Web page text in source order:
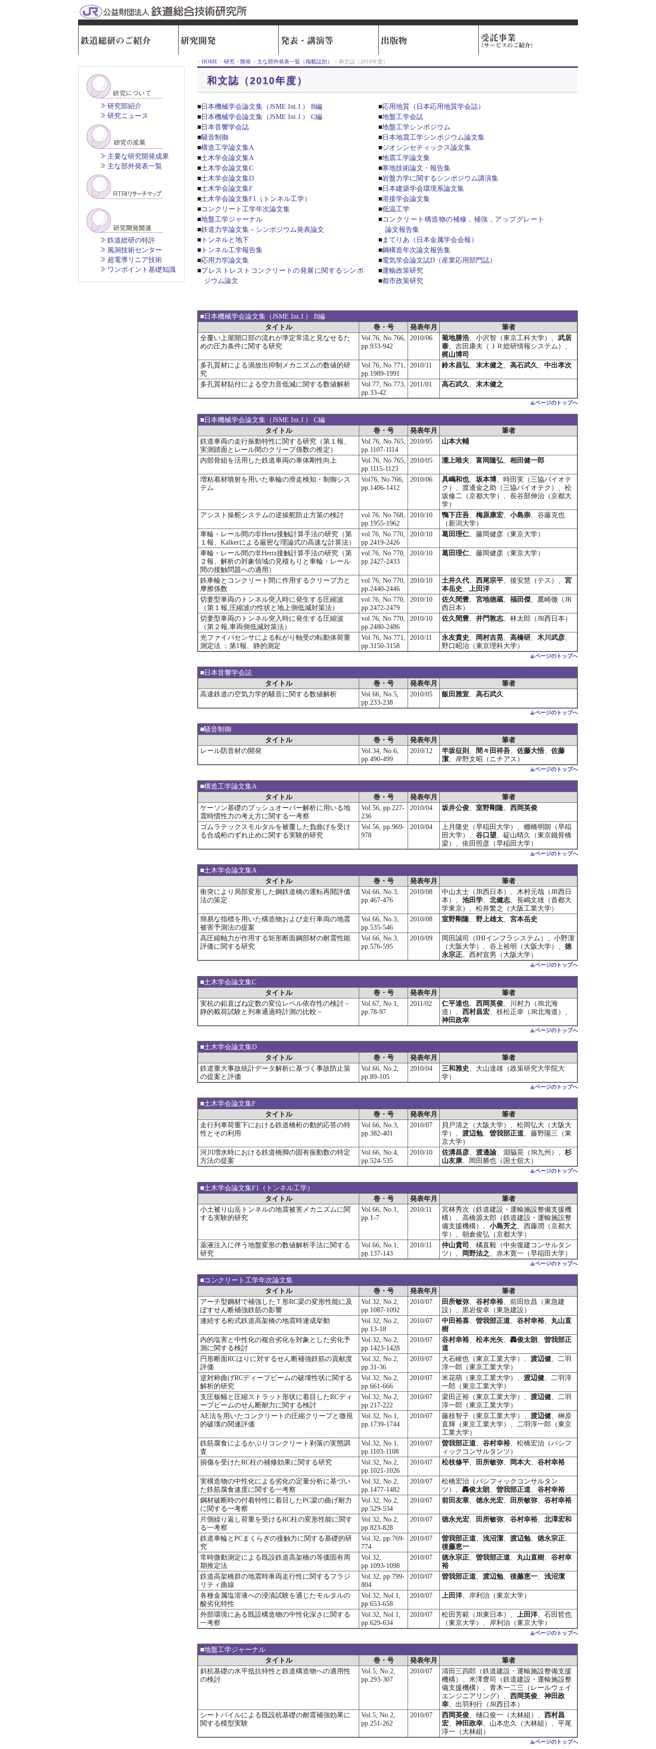
> HOME > 研究・開発 > 主な部外発表一覧（掲載誌別） > 和文誌（2010年度）
和文誌（2010年度）
■日本機械学会論文集（JSME Int.J.） B編
■日本機械学会論文集（JSME Int.J.） C編
■日本音響学会誌
■騒音制御
■構造工学論文集A
■土木学会論文集A
■土木学会論文集C
■土木学会論文集D
■土木学会論文集F
■土木学会論文集F1（トンネル工学）
■コンクリート工学年次論文集
■地盤工学ジャーナル
■鉄道力学論文集－シンポジウム発表論文
■ トンネルと地下
■ トンネル工学報告集
■応用力学論文集
■プレストレストコンクリートの発展に関するシンポ
ジウム論文
■応用地質（日本応用地質学会誌）
■地盤工学会誌
■地盤工学シンポジウム
■日本地震工学シンポジウム論文集
■ジオシンセティックス論文集
■地震工学論文集
■寒地技術論文・報告集
■岩盤力学に関するシンポジウム講演集
■日本建築学会環境系論文集
■溶接学会論文集
■低温工学
■コンクリート構造物の補修，補強，アップグレート
論文報告集
■まてりあ（日本金属学会会報）
■鋼構造年次論文報告集
■電気学会論文誌D（産業応用部門誌）
■運輸政策研究
■都市政策研究
■日本機械学会論文集（JSME Int.J.） B編
タイトル
巻・号 発表年月
筆者
全覆い上屋開口部の流れが準定常流と見なせるた
めの圧力条件に関する研究
Vol.76, No.766,
pp.933-942
2010/06 菊地勝浩、小沢智（東京工科大学）、 武居
泰 、吉田康夫（ＪＲ総研情報システム）、
梶山博司
多孔質材による渦放出抑制メカニズムの数値的研
究
Vol.76, No.771,
pp.1989-1991
2010/11 鈴木昌弘 末木健之 高石武久 中出孝次
多孔質材貼付による空力音低減に関する数値解析
Vol.77, No.773,
pp.33-42
2011/01 高石武久 末木健之
ページのトップへ
■日本機械学会論文集（JSME Int.J.） C編
タイトル
巻・号 発表年月
筆者
鉄道車両の走行振動特性に関する研究（第１報、
実測踏面とレール間のクリープ係数の推定）
Vol.76, No.765,
pp.1107-1114
2010/05 山本大輔
内部骨組を活用した鉄道車両の車体剛性向上
Vol.76, No.765,
pp.1115-1123
2010/05 瀧上唯夫 富岡隆弘 相田健一郎
増粘着材噴射を用いた車輪の滑走検知・制御シス
テム
Vol76, No.766,
pp.1406-1412
2010/06 具嶋和也、坂本博 、時田実（三協バイオテ
ク）、渡邊金之助（三協バイオテク）、松
坂修二（京都大学）、長谷部伸治（京都大
学）
アシスト操舵システムの逆操舵防止方策の検討
vol.76, No.768,
pp.1955-1962
2010/10 鴨下庄吾 梅原康宏 小島崇 、谷藤克也
（新潟大学）
車輪・レール間の非Hertz接触計算手法の研究（第
１報、Kalkerによる厳密な理論式の高速な計算法）
vol.76, No.770,
pp.2419-2426
2010/10 葛田理仁 、藤岡健彦（東京大学）
車輪・レール間の非Hertz接触計算手法の研究（第
２報、解析の対象領域の見積もりと車輪・レール
間の接触問題への適用）
vol.76, No.770,
pp.2427-2433
2010/10 葛田理仁 、藤岡健彦（東京大学）
鉄車輪とコンクリート間に作用するクリープ力と
摩擦係数
vol.76, No.770,
pp.2440-2446
2010/10 土井久代 西尾宗平 、後安慧（テス）、 宮
本岳史
上田洋
切妻型車両のトンネル突入時に発生する圧縮波
（第１報,圧縮波の性状と地上側低減対策法）
vol.76, No.770,
pp.2472-2479
2010/10 佐久間豊 宮地徳蔵 福田傑 、鷹崎徹（JR
西日本）
切妻型車両のトンネル突入時に発生する圧縮波
（第２報,車両側低減対策法）
vol.76, No.770,
pp.2480-2486
2010/10 佐久間豊 井門敦志 、林太郎（JR西日本）
光ファイバセンサによる転がり軸受の転動体荷重
測定法 ：第1報、静的測定
Vol.76, No.771,
pp.3150-3158
2010/11 永友貴史 岡村吉晃 高橋研 木川武彦
野口昭治（東京理科大学）
ページのトップへ
■日本音響学会誌
タイトル
巻・号 発表年月
筆者
高速鉄道の空気力学的騒音に関する数値解析
Vol.66, No.5,
pp.233-238
2010/05 飯田雅宣 高石武久
ページのトップへ
■騒音制御
タイトル
巻・号 発表年月
筆者
レール防音材の開発
Vol.34, No.6,
pp.490-499
2010/12 半坂征則 、 間々田祥吾、 佐藤大悟、 佐藤
潔、岸野文昭（ニチアス）
ページのトップへ
■構造工学論文集A
タイトル
巻・号 発表年月
筆者
ケーソン基礎のプッシュオーバー解析に用いる地
震時慣性力の考え方に関する一考察
Vol.56, pp.227-
236
2010/04 坂井公俊 室野剛隆 西岡英俊
ゴムラテックスモルタルを被覆した負曲げを受け
る合成桁のずれ止めに関する実験的研究
Vol.56, pp.969-
978
2010/04
上月隆史（早稲田大学）、棚橋明朗（早稲
田大学）、 谷口望 、碇山晴久（東京鐵骨橋
梁）、依田照彦（早稲田大学）
ページのトップへ
■土木学会論文集A
タイトル
巻・号 発表年月
筆者
衝突により局部変形した鋼鉄道橋の運転再開評価
法の策定
Vol.66, No.3,
pp.467-476
2010/08
中山太士（JR西日本）、木村元哉（JR西日
本）、 池田学 北健志 、長嶋文雄（首都大
学東京）、松井繁之（大阪工業大学）
簡易な指標を用いた構造物および走行車両の地震
被害予測法の提案
Vol.66, No.3,
pp.535-546
2010/08 室野剛隆 野上雄太 宮本岳史
高圧縮軸力が作用する矩形断面鋼部材の耐震性能
評価に関する研究
Vol.66, No.3,
pp.576-595
2010/09
岡田誠司（IHIインフラシステム）、小野潔
（大阪大学）、谷上裕明（大阪大学）、 徳
永宗正 、西村宣男（大阪大学）
ページのトップへ
■土木学会論文集C
タイトル
巻・号 発表年月
筆者
実杭の鉛直ばね定数の変位レベル依存性の検討－
静的載荷試験と列車通過時計測の比較－
Vol.67, No.1,
pp.78-97
2011/02 仁平達也、 西岡英俊 、川村力（JR北海
道）、 西村昌宏 、枝松正幸（JR北海道）、
神田政幸
ページのトップへ
■土木学会論文集D
タイトル
巻・号 発表年月
筆者
鉄道重大事故統計データ解析に基づく事故防止策
の提案と評価
Vol.66, No.2,
pp.89-105
2010/04 三和雅史 、大山達雄（政策研究大学院大
学）
ページのトップへ
■土木学会論文集F
タイトル
巻・号 発表年月
筆者
走行列車荷重下における鉄道橋桁の動的応答の特
性とその利用
Vol.66, No.3,
pp.382-401
2010/07
貝戸清之（大阪大学）、松岡弘大（大阪大
学）、 渡辺勉、 曽我部正道、藤野陽三（東
京大学）
河川増水時における鉄道橋脚の固有振動数の特定
方法の提案
Vol.66, No.4,
pp.524-535
2010/10 佐溝昌彦、 渡邉諭、淵脇晃（JR九州）、 杉
山友康、岡田勝也（国士舘大）
ページのトップへ
■土木学会論文集F1（トンネル工学）
タイトル
巻・号 発表年月
筆者
小土被り山岳トンネルの地震被害メカニズムに関
する実験的研究
Vol.66, No.1,
pp.1-7
2010/11
宮林秀次（鉄道建設・運輸施設整備支援機
構）、高橋源太郎（鉄道建設・運輸施設整
備支援機構）、 小島芳之 、西藤潤（京都大
学）、朝倉俊弘（京都大学）
薬液注入に伴う地盤変形の数値解析手法に関する
研究
Vol.66, No.1,
pp.137-143
2010/11 仲山貴司
、橘直毅（中央復建コンサルタン
ツ）、
岡野法之 、赤木寛一（早稲田大学）
ページのトップへ
■コンクリート工学年次論文集
タイトル
巻・号 発表年月
筆者
アーチ型鋼材で補強したＴ形RC梁の変形性能に及
ぼすせん断補強鉄筋の影響
Vol.32, No.2,
pp.1087-1092
2010/07 田所敏弥 谷村幸裕、前田欣昌（東急建
設）、黒岩俊幸（東急建設）
連続する桁式鉄道高架橋の地震時連成挙動
Vol.32, No.2,
pp.13-18
2010/07 中田裕喜 曽我部正道 谷村幸裕、 丸山直
樹
内的塩害と中性化の複合劣化を対象とした劣化予
測に関する検討
Vol.32, No.2,
pp.1423-1428
2010/07 谷村幸裕、 松本光矢 轟俊太朗
曽我部正
道
円形断面RCはりに対するせん断補強鉄筋の貢献度
評価
Vol.32, No.2,
pp.31-36
2010/07 大石峻也（東京工業大学）、 渡辺健 、二羽
淳一郎（東京工業大学）
逆対称曲げRCディープビームの破壊性状に関する
解析的研究
Vol.32, No.2,
pp.661-666
2010/07 米花萌（東京工業大学）、 渡辺健 、二羽淳
一郎（東京工業大学）
支圧板幅と圧縮ストラット形状に着目したRCディ
ープビームのせん断耐力に関する検討
Vol.32, No.2,
pp.217-222
2010/07 梁田正裕（東京工業大学）、 渡辺健 、二羽
淳一郎（東京工業大学）
AE法を用いたコンクリートの圧縮クリープと微視
的破壊の関連評価
Vol.32, No.1,
pp.1739-1744
2010/07 藤枝智子（東京工業大学）、 渡辺健 、榊原
直輝（東京工業大学）、二羽淳一郎（東京
工業大学）
鉄筋腐食によるかぶりコンクリート剥落の実態調
査
Vol.32, No.1,
pp.1103-1108
2010/07 曽我部正道 谷村幸裕、松橋宏治（パシフ
ィックコンサルタンツ）
損傷を受けたRC柱の補修効果に関する研究
Vol.32, No.2,
pp.1021-1026
2010/07 松枝修平 田所敏弥 岡本大 谷村幸裕
実構造物の中性化による劣化の定量分析に基づい
た鉄筋腐食速度に関する一考察
Vol.32, No.2,
pp.1477-1482
2010/07
松橋宏治（パシフィックコンサルタン
ツ）、 轟俊太朗 曽我部正道
谷村幸裕
鋼材破断時の付着特性に着目したPC梁の曲げ耐力
に関する一考察
Vol.32, No.2,
pp.529-534
2010/07 前田友章 徳永光宏 田所敏弥 谷村幸裕
片側繰り返し荷重を受けるRC柱の変形性能に関す
る一考察
Vol.32, No.2,
pp.823-828
2010/07 徳永光宏 田所敏弥 谷村幸裕、 北澤宏和
鉄道車輪とPCまくらぎの接触力に関する基礎的研
究
Vol.32, pp.769-
774
2010/07 曽我部正道 浅沼潔 渡辺勉、 徳永宗正
後藤恵一
常時微動測定による既設鉄道高架橋の等価固有周
期推定法
Vol.32,
pp.1093-1098
2010/07 徳永宗正 曽我部正道 丸山直樹
谷村幸
裕
鉄道高架橋群の地震時車両走行性に関するフラジ
リティ曲線
Vol.32, pp.799-
804
2010/07 曽我部正道 渡辺勉、 後藤恵一 浅沼潔
各種金属塩溶液への浸漬試験を通じたモルタルの
酸劣化特性
Vol.32, Nol.1,
pp.653-658
2010/07 上田洋、岸利治（東京大学）
外部環境にある既設構造物の中性化深さに関する
一考察
Vol.32, Nol.1,
pp.629-634
2010/07 松田芳範（JR東日本）、 上田洋、石田哲也
（東京大学）、岸利治（東京大学）
ページのトップへ
■地盤工学ジャーナル
タイトル
巻・号 発表年月
筆者
斜杭基礎の水平抵抗特性と鉄道構造物への適用性
の検討
Vol.5, No.2,
pp.293-307
2010/07
清田三四郎（鉄道建設・運輸施設整備支援
機構）、米澤豊司（鉄道建設・運輸施設整
備支援機構）、青木一二三（レールウェイ
エンジニアリング）、 西岡英俊、 神田政
幸、出羽利行（JR西日本）
シートパイルによる既設杭基礎の耐震補強効果に
関する模型実験
Vol.5, No.2,
pp.251-262
2010/07 西岡英俊、樋口俊一（大林組）、 西村昌
宏、 神田政幸、山本忠久（大林組）、平尾
淳一（大林組）
ページのトップへ
研究部紹介
研究ニュース
主要な研究開発成果
主な部外発表一覧
鉄道総研の特許
風洞技術センター
超電導リニア技術
ワンポイント基礎知識